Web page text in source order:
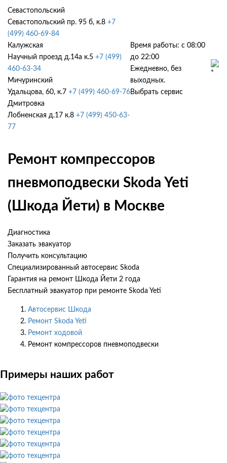
Севастопольский
Севастопольский пр. 95 б, к.8 +7
(499) 460-69-84
Калужская
Научный проезд д.14а к.5 +7 (499)
460-63-34
Мичуринский
Удальцова, 60, к.7 +7 (499) 460-69-76
Дмитровка
Лобненская д.17 к.8 +7 (499) 450-63-
77
Время работы: с 08:00
до 22:00
Ежедневно, без
выходных.
Выбрать сервис
Ремонт компрессоров
пневмоподвески Skoda Yeti
(Шкода Йети) в Москве
Диагностика
Заказать эвакуатор
Получить консультацию
Специализированный автосервис Skoda
Гарантия на ремонт Шкода Йети 2 года
Бесплатный эвакуатор при ремонте Skoda Yeti
Автосервис Шкода
Ремонт Skoda Yeti
Ремонт ходовой
Ремонт компрессоров пневмоподвески
Примеры наших работ